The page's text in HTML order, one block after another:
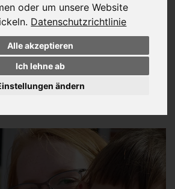
oder um unsere Website
Datenschutzrichtlinie
Alle akzeptieren
Ich lehne ab
ändern
Menschen, die zu diesem
über unsere pädagogischen
Termine und
...!